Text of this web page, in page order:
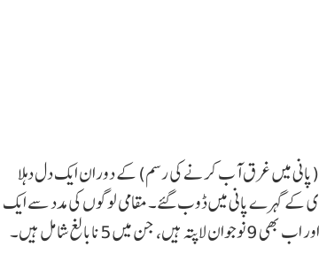
میں غرق آب کرنے کی رسم) کے دوران ایک دل دہلا
آیا۔ گاؤں کُسیارپور ڈوگر والا کے 13 نوجوان ندی کے گہرے پانی میں ڈوب گئے۔ مقامی لوگوں کی مدد سے ایک
نوجوان، وشنو (20)، کو بچا لیا گیا، جبکہ تین لاشیں برآمد ہو چکی ہیں اور اب بھی 9 نوجوان لاپتہ ہیں، جن میں 5 نابالغ شامل ہیں۔